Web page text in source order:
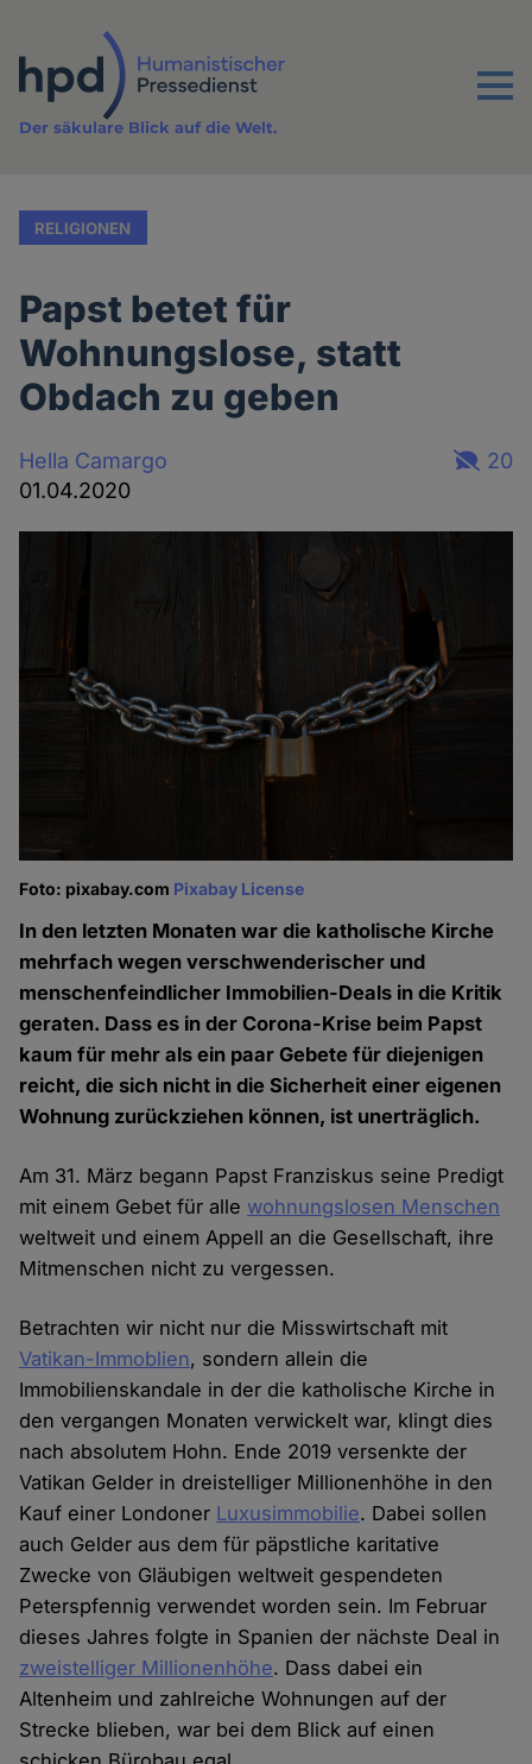
Inhalt
Menu
Der säkulare Blick auf die Welt.
RELIGIONEN
Papst betet für
Wohnungslose, statt
Obdach zu geben
Hella Camargo
01.04.2020
20
Foto: pixabay.com Pixabay License
In den letzten Monaten war die katholische Kirche
mehrfach wegen verschwenderischer und
menschenfeindlicher Immobilien-Deals in die Kritik
geraten. Dass es in der Corona-Krise beim Papst
kaum für mehr als ein paar Gebete für diejenigen
reicht, die sich nicht in die Sicherheit einer eigenen
Wohnung zurückziehen können, ist unerträglich.
Am 31. März begann Papst Franziskus seine Predigt
mit einem Gebet für alle wohnungslosen Menschen
weltweit und einem Appell an die Gesellschaft, ihre
Mitmenschen nicht zu vergessen.
Betrachten wir nicht nur die Misswirtschaft mit
Vatikan-Immoblien, sondern allein die
Immobilienskandale in der die katholische Kirche in
den vergangen Monaten verwickelt war, klingt dies
nach absolutem Hohn. Ende 2019 versenkte der
Vatikan Gelder in dreistelliger Millionenhöhe in den
Kauf einer Londoner Luxusimmobilie. Dabei sollen
auch Gelder aus dem für päpstliche karitative
Zwecke von Gläubigen weltweit gespendeten
Peterspfennig verwendet worden sein. Im Februar
dieses Jahres folgte in Spanien der nächste Deal in
zweistelliger Millionenhöhe. Dass dabei ein
Altenheim und zahlreiche Wohnungen auf der
Strecke blieben, war bei dem Blick auf einen